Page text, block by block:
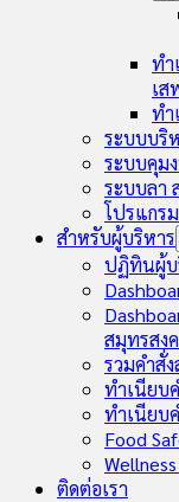
ทำ
เส
ทำ
ระบบบริ
ระบบคุม
ระบบลา
โปรแกร
สำหรับผู้บริหาร
ปฏิทินผู้บ
สมุทรสง
รวมคำสั่
ทำเนียบ
ทำเนียบ
Food
ติดต่อเรา